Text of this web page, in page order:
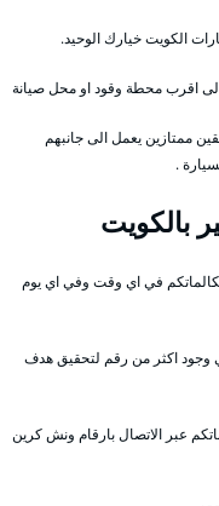
الكويت خيارك الوحيد.
اقرب محطة وقود او محل صيانة
ممتازين يعمل الى جانبهم
.
بالكويت
في اي وقت وفي اي يوم
وجود اكثر من رقم لتحقيق هدف
عبر الاتصال بارقام ونش كرين